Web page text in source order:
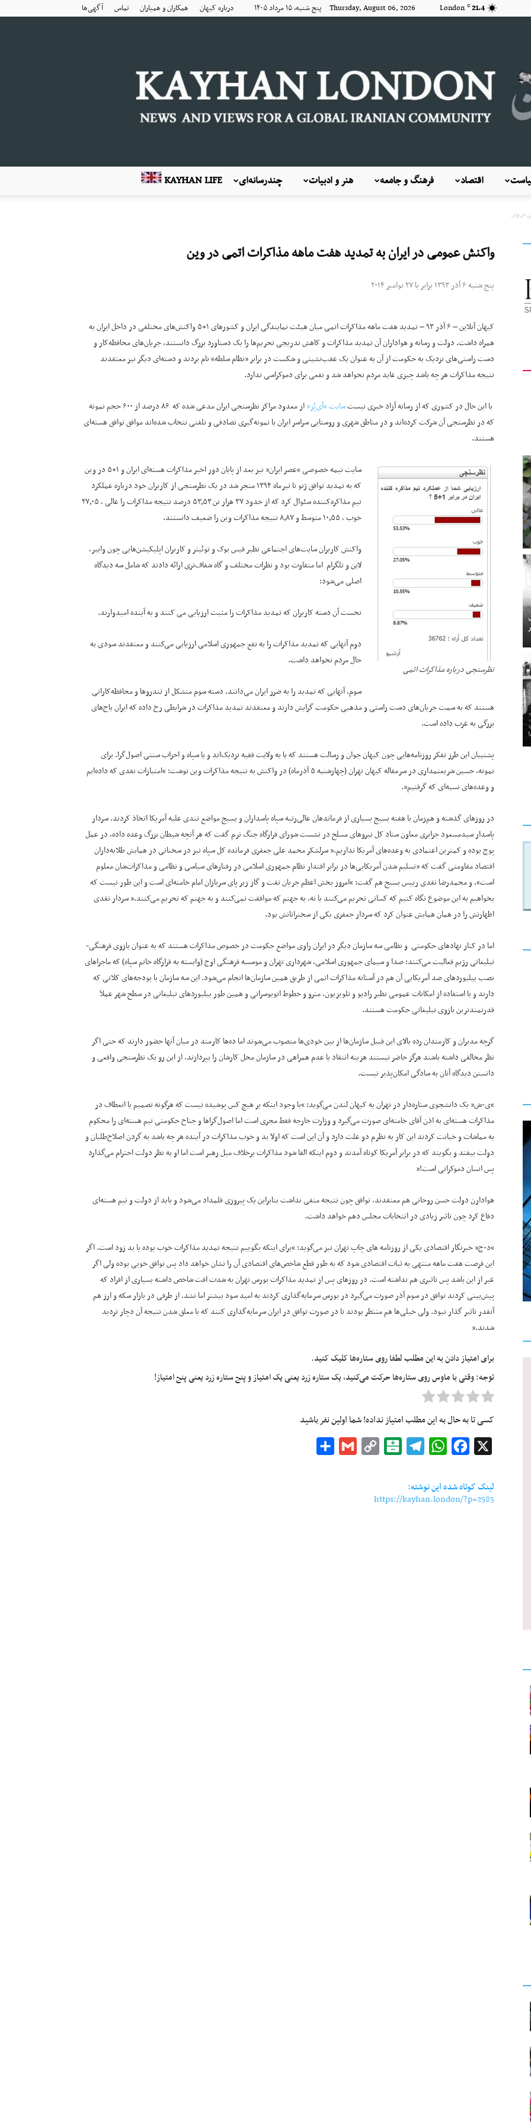
21.4
C
London Thursday, August 06, 2026 پنج شنبه, ۱۵ مرداد ۱۴۰۵ درباره کیهان همکاران و همیاران تماس آگهی‌ها
کیهان
لندن
KAYHAN LIFE چندرسانه‌ای هنر و ادبیات فرهنگ و جامعه اقتصاد
در وین
واکنش عمومی در ایران به تمدید هفت ماهه مذاکرات اتمی در وین
پنج شنبه ۶ آذر ۱۳۹۳ برابر با ۲۷ نوامبر ۲۰۱۴
کیهان آنلاین – ۶ آذر ۹۳ – تمدید هفت ماهه مذاکرات اتمی میان هیئت نمایندگی ایران و کشورهای ۱+۵ واکنش‌های مختلفی در داخل ایران به
همراه داشت. دولت و رسانه و هواداران آن تمدید مذاکرات و کاهش تدریجی تحریم‌ها را یک دستاورد بزرگ دانستند، جریان‌های محافظه‌کار و
دست راستی‌های نزدیک به حکومت از آن به عنوان یک عقب‌نشینی و شکست در برابر «نظام سلطه» نام بردند و دسته‌ای دیگر نیز معتقدند
نتیجه مذاکرات هر چه باشد چیزی عاید مردم نخواهد شد و نفعی برای دموکراسی ندارد.
با این حال در کشوری که از رسانه آزاد خبری نیستسایت “آی‌پُز”
از معدود مراکز نظرسنجی ایران مدعی شده که ۸۶ درصد از ۶۰۰ حجم نمونه
که در نظرسنجی آن شرکت کرده‌اند و در مناطق شهری و روستایی سراسر ایران با نمونه‌گیری تصادفی و تلفنی نتخاب شده‌اند موافق توافق هسته‌ای
هستند.
نظرسنجی درباره مذاکرات اتمی
سایت نیمه خصوصی “عصر ایران” نیز بعد از پایان دور اخیر مذاکرات هسته‌ای ایران و ۱+۵ در وین
که به تمدید توافق ژنو تا تیرماه ۱۳۹۴ منجر شد در یک نظرسنجی از کاربران خود درباره عملکرد
تیم مذاکره‌کننده سئوال کرد که از حدود ۳۷ هزار تن ۵۳٫۵۳ درصد نتیجه مذاکرات را عالی ، ۲۷٫۰۵
خوب ، ۱۰٫۵۵ متوسط و ۸٫۸۷ نتیجه مذاکرات وین را ضعیف دانستند.
واکنش کاربران سایت‌های اجتماعی نظیر فیس بوک و توئیتر و کاربران اپلیکیشن‌هایی چون وایبر،
لاین و تلگرام اما متفاوت بود و نظرات مختلف و گاه شفاف‌تری ارائه دادند که شامل سه دیدگاه
اصلی می‌شود:
نخست آن دسته کاربران که تمدید مذاکرات را مثبت ارزیابی می کنند و به آینده امیدوارند.
دوم آنهایی که تمدید مذاکرات را به نفع جمهوری اسلامی ارزیابی می‌کنند و معتقدند سودی به
حال مردم نخواهد داشت.
سوم، آنهایی که تمدید را به ضرر ایران می‌دانند. دسته سوم متشکل از تندروها و محافظه‌کارانی
هستند که به سمت جریان‌های دست راستی و مذهبی حکومت گرایش دارند و معتقدند تمدید مذاکرات در شرایطی رخ داده که ایران باج‌های
بزرگی به غرب داده است.
پشتیبان این طرز تفکر روزنامه‌هایی چون کیهان جوان و رسالت هستند که یا به ولایت فقیه نزدیک‌اند و یا سپاه و احزاب سنتی اصول‌گرا. برای
نمونه، حسین شریعتمداری در سرمقاله کیهان تهران (چهارشنبه ۵ آذرماه) در واکنش به نتیجه مذاکرات وین نوشت: “امتیازات نقدی که داده‌ایم
و وعده‌های نسیه‌ای که گرفتیم”.
در روزهای گذشته و هم‌زمان با هفته بسیج بسیاری از فرماندهان عالی‌رتبه سپاه پاسداران و بسیج مواضع تندی علیه آمریکا اتخاذ کردند. سردار
پاسدار سیدمسعود جزایری معاون ستاد کل نیروهای مسلح در نشست شورای قرارگاه جنگ نرم گفت که هر آنچه شیطان بزرگ وعده داده، در عمل
پوچ بوده و کمترین اعتمادی به وعده‌های آمریکا نداریم.” سرلشکر محمد علی جعفری فرمانده کل سپاه نیز در سخنانی در همایش طلایه‌داران
اقتصاد مقاومتی گفت که «تسلیم شدن آمریکایی‌ها در برابر اقتدار نظام جمهوری اسلامی در رفتارهای سیاسی و نظامی و مذاکرات‌شان معلوم
است»، و محمدرضا نقدی رییس بسیج هم گفت: “امروز بخش اعظم جریان نفت و گاز زیر پای سربازان امام خامنه‌ای است و این طور نیست که
بخواهیم به این موضوع نگاه کنیم که کسانی تحریم می‌کنند یا نه، به جهنم که موافقت نمی‌کنند و به جهنم که تحریم می‌کنند.” سردار نقدی
اظهارتش را در همان همایش عنوان کرد که سردار جعفری یکی از سخنرانانش بود.
اما در کنار نهادهای حکومتی و نظامی سه سازمان دیگر در ایران راوی مواضع حکومت در خصوص مذاکرات هستند که به عنوان بازوی فرهنگی-
تبلیغاتی رژیم فعالیت می‌کنند: صدا و سیمای جمهوری اسلامی، شهرداری تهران و موسسه فرهنگی اوج (وابسته به قرارگاه خاتم سپاه) که ماجراهای
نصب بیلبوردهای ضد آمریکایی آن هم در آستانه مذاکرات اتمی از طریق همین سازمان‌ها انجام می‌شود. این سه سازمان با بودجه‌های کلانی که
دارند و با استفاده از امکانات عمومی نظیر رادیو و تلویزیون، مترو و خطوط اتوبوسرانی و همین طور بیلبوردهای تبلیغاتی در سطح شهر عملاَ
قدرتمندترین بازوی تبلیغاتی حکومت هستند.
گرچه مدیران و کارمندان رده بالای این قبیل سازمان‌ها از بین خودی‌ها منصوب می‌شوند اما ده‌ها کارمند در میان آنها حضور دارند که حتی اگر
نظر مخالفی داشته باشند هرگز حاضر نیستند هزینه انتقاد یا عدم همراهی در سازمان‌ محل کارشان را بپردازند. از این رو یک نظرسنجی واقعی و
دانستن دیدگاه آنان به سادگی امکان‌پذیر نیست.
“ی-ش” یک دانشجوی ستاره‌دار در تهران به کیهان لندن می‌گوید: “با وجود اینکه بر هیچ کس پوشیده نیست که هرگونه تصمیم یا انعطاف در
مذاکرات هسته‌ای به اذن آقای خامنه‌ای صورت می‌گیرد و وزارت خارجه فقط مجری است اما اصول‌گراها و جناح حکومتی تیم هسته‌ای را محکوم
به مماشات و خیانت کردند این کار به نظرم دو علت دارد و آن این است که اولاَ بد و خوب مذاکرات در آینده هر چه باشد به گردن اصلاح‌طلبان و
دولت بیفتد و بگویند که در برابر آمریکا کوتاه آمدند و دوم اینکه القا شود مذاکرات برخلاف میل رهبر است اما او به نظر دولت احترام می‌گذارد
پس انسان دموکراتی است!”
هوادارن دولت حسن روحانی هم معتقدند، توافق چون نتیجه منفی نداشت بنابراین یک پیروزی قلمداد می‌شود و باید از دولت و تیم هسته‌ای
دفاع کرد چون تاثیر زیادی در انتخابات مجلس دهم خواهد داشت.
“د-چ” خبرنگار اقتصادی یکی از روزنامه های چاپ تهران نیز می‌گوید: “برای اینکه بگوییم نتیجه تمدید مذاکرات خوب بوده یا بد زود است. اگر
این فرصت هفت ماهه منتهی به ثبات اقتصادی شود که به طور قطع شاخص‌های اقتصادی آن را نشان خواهد داد پس توافق خوبی بوده ولی اگر
غیر از این باشد پس تاثیری هم نداشته است. در روزهای پس از تمدید مذاکرات بورس تهران به شدت افت شاخص داشته بسیاری از افراد که
پیش‌بینی کردند توافق در سوم آذر صورت می‌گیرد در بورس سرمایه‌گذاری کردند به امید سود بیشتر اما نشد. از طرفی در بازار سکه و ارز هم
آنقدر تاثیر گذار نبود. ولی خیلی‌ها هم منتظر بودند تا در صورت توافق در ایران سرمایه‌گذاری کنند که با معلق شدن نتیجه آن دچار تردید
شدند.”
برای امتیاز دادن به این مطلب لطفا روی ستاره‌ها کلیک کنید.
توجه: وقتی با ماوس روی ستاره‌ها حرکت می‌کنید، یک ستاره زرد یعنی یک امتیاز و پنج ستاره زرد یعنی پنج امتیاز!
کسی تا به حال به این مطلب امتیاز نداده! شما اولین نفر باشید
Facebook
WhatsApp
Telegram
Balatarin
Copy
Gmail
لینک کوتاه شده این نوشته:
https://kayhan.london/?p=2585